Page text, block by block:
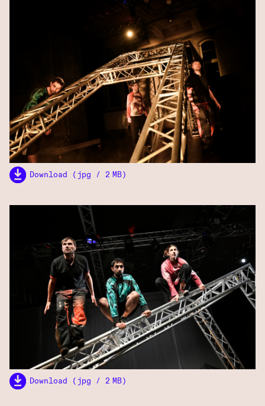
Download (jpg / 2 MB)
Download (jpg / 2 MB)